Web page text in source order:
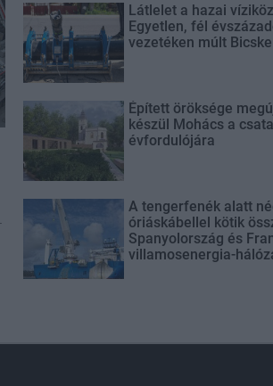
Látlelet a hazai
Egyetlen, fél
vezetéken múlt
Épített öröksége
készül Mohács a
évfordulójára
A tengerfenék alatt
óriáskábellel kötik
Spanyolország és
villamosenergia-